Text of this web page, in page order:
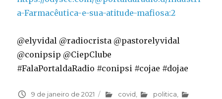
a-Farmacêutica-e-sua-atitude-mafiosa:2
@elyvidal @radiocrista @pastorelyvidal
@conipsip @CiepClube
#FalaPortaldaRadio #conipsi #cojae #dojae
Publicado
9 de janeiro de 2021 Categorias
covid politica